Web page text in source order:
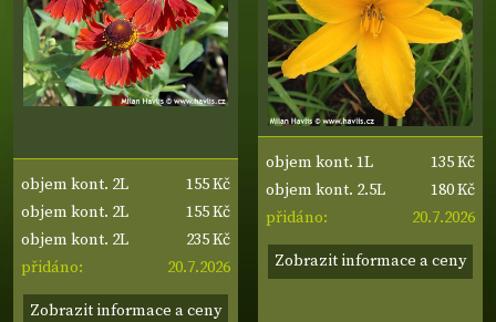
objem kont. 2L
155 Kč
objem kont. 2L
155 Kč
objem kont. 2L
235 Kč
přidáno:
20.7.2026
Zobrazit informace a ceny
objem kont. 1L
135 Kč
objem kont. 2.5L
180 Kč
přidáno:
20.7.2026
Zobrazit informace a ceny